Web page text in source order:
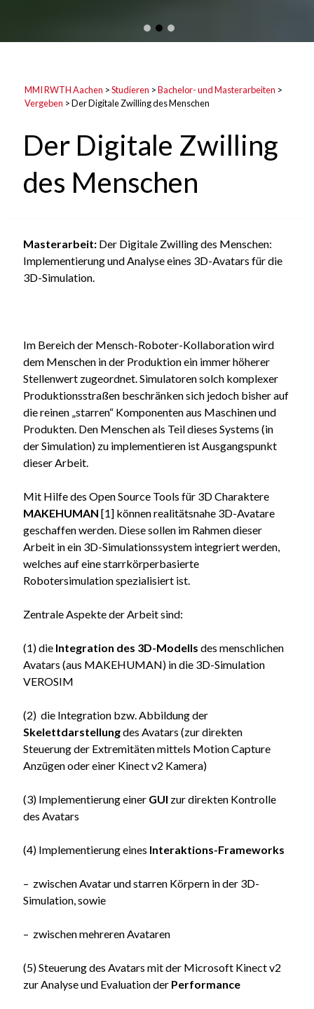
MMI RWTH Aachen >Studieren >Bachelor- und Masterarbeiten >
Vergeben >Der Digitale Zwilling des Menschen
Der Digitale Zwilling
des Menschen
Masterarbeit:Der Digitale Zwilling des Menschen:
Implementierung und Analyse eines 3D-Avatars für die
3D-Simulation.
Im Bereich der Mensch-Roboter-Kollaboration wird
dem Menschen in der Produktion ein immer höherer
Stellenwert zugeordnet. Simulatoren solch komplexer
Produktionsstraßen beschränken sich jedoch bisher auf
die reinen „starren“ Komponenten aus Maschinen und
Produkten. Den Menschen als Teil dieses Systems (in
der Simulation) zu implementieren ist Ausgangspunkt
dieser Arbeit.
Mit Hilfe des Open Source Tools für 3D Charaktere
MAKEHUMAN [1] können realitätsnahe 3D-Avatare
geschaffen werden. Diese sollen im Rahmen dieser
Arbeit in ein 3D-Simulationssystem integriert werden,
welches auf eine starrkörperbasierte
Robotersimulation spezialisiert ist.
Zentrale Aspekte der Arbeit sind:
(1) die Integration des 3D-Modells des menschlichen
Avatars (aus MAKEHUMAN) in die 3D-Simulation
VEROSIM
(2) die Integration bzw. Abbildung der
Skelettdarstellungdes Avatars (zur direkten
Steuerung der Extremitäten mittels Motion Capture
Anzügen oder einer Kinect v2 Kamera)
(3) Implementierung einer GUI zur direkten Kontrolle
des Avatars
(4) Implementierung eines Interaktions-Frameworks
– zwischen Avatar und starren Körpern in der 3D-
Simulation, sowie
– zwischen mehreren Avataren
(5) Steuerung des Avatars mit der Microsoft Kinect v2
zur Analyse und Evaluation der Performance